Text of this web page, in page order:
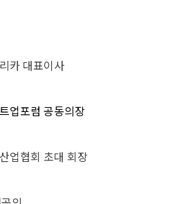
카 대표이사
업포럼 공동의장
업협회 초대 회장